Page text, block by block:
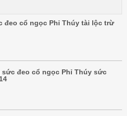
đeo cổ ngọc Phỉ Thúy tài lộc trừ
đeo cổ ngọc Phỉ Thúy sức